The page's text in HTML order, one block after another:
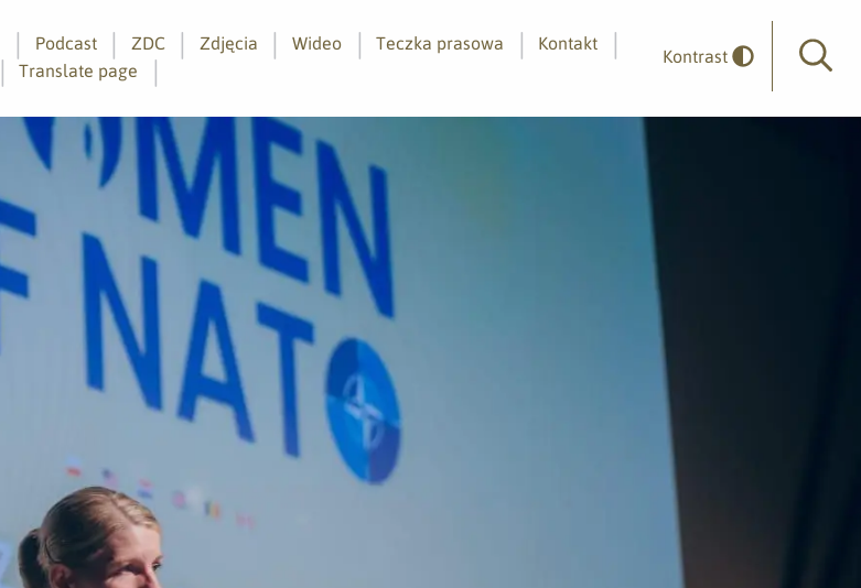
Podcast ZDC Zdjęcia Wideo Teczka prasowa
Kontakt
Translate page
Kontrast